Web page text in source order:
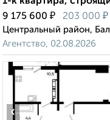
9 175 600 ₽ 203 000 ₽
Центральный район,
Агентство, 02.08.2026
‹